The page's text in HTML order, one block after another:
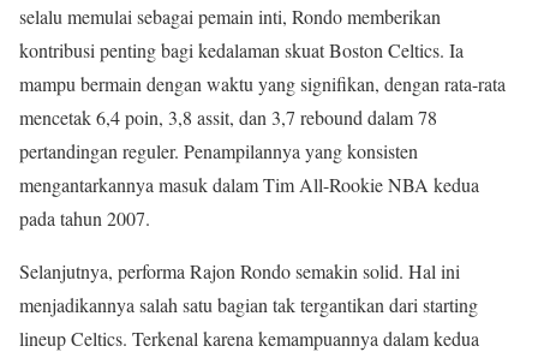
selalu memulai sebagai pemain inti, Rondo memberikan
kontribusi penting bagi kedalaman skuat Boston Celtics. Ia
mampu bermain dengan waktu yang signifikan, dengan rata-rata
mencetak 6,4 poin, 3,8 assit, dan 3,7 rebound dalam 78
pertandingan reguler. Penampilannya yang konsisten
mengantarkannya masuk dalam Tim All-Rookie NBA kedua
pada tahun 2007.
Selanjutnya, performa Rajon Rondo semakin solid. Hal ini
menjadikannya salah satu bagian tak tergantikan dari starting
lineup Celtics. Terkenal karena kemampuannya dalam kedua